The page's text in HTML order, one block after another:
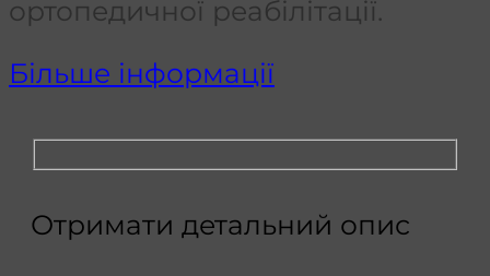
ортопедичної реабілітації.
Більше інформації
Отримати детальний опис